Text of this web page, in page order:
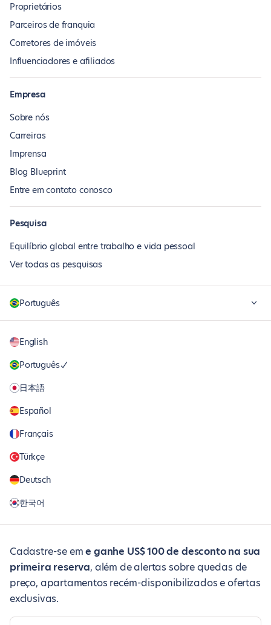
Proprietários
Parceiros de franquia
Corretores de imóveis
Influenciadores e afiliados
Empresa
Sobre nós
Carreiras
Imprensa
Blog Blueprint
Entre em contato conosco
Pesquisa
Equilíbrio global entre trabalho e vida pessoal
Ver todas as pesquisas
Português
English
Português
日本語
Español
Français
Türkçe
Deutsch
한국어
Cadastre-se eme ganhe US$ 100 de desconto na sua
primeira reserva, além de alertas sobre quedas de
preço, apartamentos recém-disponibilizados e ofertas
exclusivas.